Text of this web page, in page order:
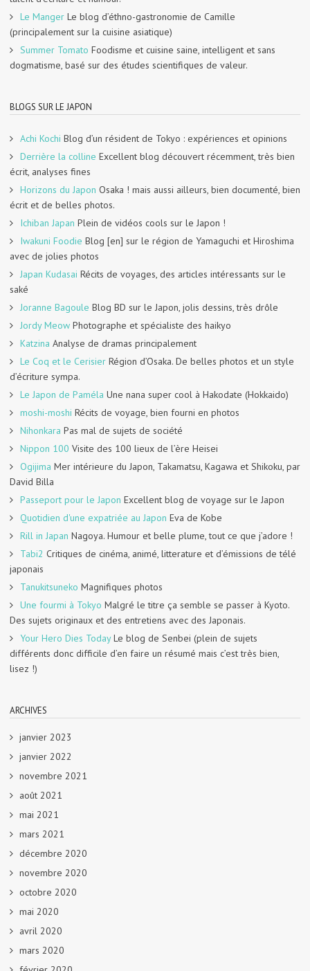
Le Manger Le blog d’éthno-gastronomie de Camille
(principalement sur la cuisine asiatique)
Summer Tomato Foodisme et cuisine saine, intelligent et sans
dogmatisme, basé sur des études scientifiques de valeur.
BLOGS SUR LE JAPON
Achi Kochi Blog d’un résident de Tokyo : expériences et opinions
Derrière la colline Excellent blog découvert récemment, très bien
écrit, analyses fines
Horizons du Japon Osaka ! mais aussi ailleurs, bien documenté, bien
écrit et de belles photos.
Ichiban Japan Plein de vidéos cools sur le Japon !
Iwakuni Foodie Blog [en] sur le région de Yamaguchi et Hiroshima
avec de jolies photos
Japan Kudasai Récits de voyages, des articles intéressants sur le
saké
Joranne Bagoule Blog BD sur le Japon, jolis dessins, très drôle
Jordy Meow Photographe et spécialiste des haikyo
Katzina Analyse de dramas principalement
Le Coq et le Cerisier Région d’Osaka. De belles photos et un style
d’écriture sympa.
Le Japon de Paméla Une nana super cool à Hakodate (Hokkaido)
moshi-moshi Récits de voyage, bien fourni en photos
Nihonkara Pas mal de sujets de société
Nippon 100 Visite des 100 lieux de l’ère Heisei
Ogijima Mer intérieure du Japon, Takamatsu, Kagawa et Shikoku, par
David Billa
Passeport pour le Japon Excellent blog de voyage sur le Japon
Quotidien d'une expatriée au Japon Eva de Kobe
Rill in Japan Nagoya. Humour et belle plume, tout ce que j’adore !
Tabi2 Critiques de cinéma, animé, litterature et d’émissions de télé
japonais
Tanukitsuneko Magnifiques photos
Une fourmi à Tokyo Malgré le titre ça semble se passer à Kyoto.
Des sujets originaux et des entretiens avec des Japonais.
Your Hero Dies TodayLe blog de Senbei (plein de sujets
différents donc difficile d’en faire un résumé mais c’est très bien,
lisez !)
ARCHIVES
janvier 2023
janvier 2022
novembre 2021
août 2021
mai 2021
mars 2021
décembre 2020
novembre 2020
octobre 2020
mai 2020
avril 2020
mars 2020